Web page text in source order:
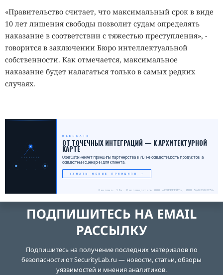
«Правительство считает, что максимальный срок в виде
10 лет лишения свободы позволит судам определять
наказание в соответствии с тяжестью преступления», -
говорится в заключении Бюро интеллектуальной
собственности. Как отмечается, максимальное
наказание будет налагаться только в самых редких
случаях.
USERGATE
USERGATE
ОТ ТОЧЕЧНЫХ ИНТЕГРАЦИЙ — К АРХИТЕКТУРНОЙ
КАРТЕ
UserGate меняет принципы партнёрства в ИБ: не совместимость продуктов, а
совместный сценарий для клиента.
УЗНАТЬ НОВЫЕ ПРИНЦИПЫ →
Реклама. 18+. Рекламодатель ООО «ЮЗЕРГЕЙТ», ИНН 5408308256
ПОДПИШИТЕСЬ НА EMAIL
РАССЫЛКУ
Подпишитесь на получение последних материалов по
безопасности от SecurityLab.ru — новости, статьи, обзоры
уязвимостей и мнения аналитиков.